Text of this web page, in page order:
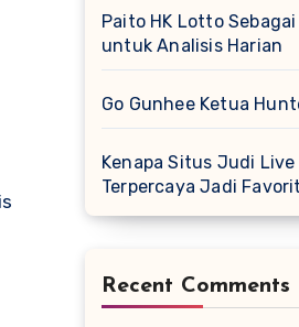
Paito HK Lotto
untuk Analisis Harian
Go Gunhee Ketua
Kenapa Situs Judi Live
Terpercaya Jadi
Recent Comments